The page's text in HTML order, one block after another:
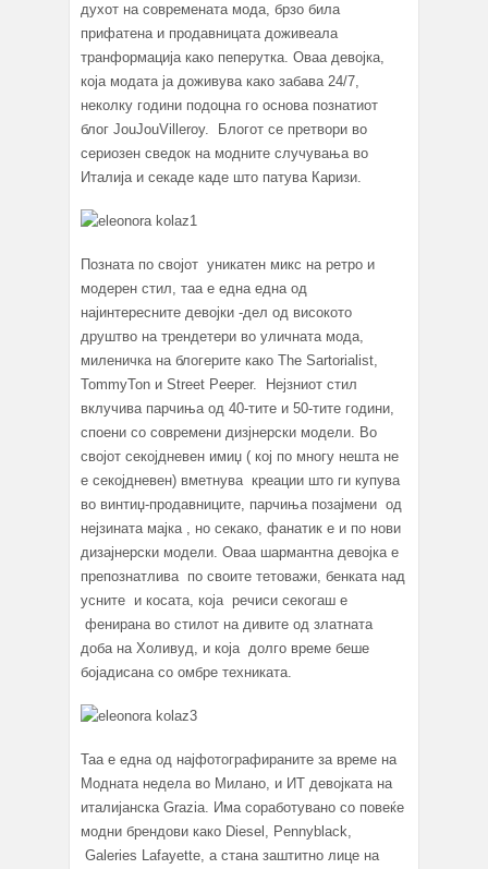
духот на современата мода, брзо била
прифатена и продавницата доживеала
транформација како пеперутка. Оваа девојка,
која модата ја доживува како забава 24/7,
неколку години подоцна го основа познатиот
блог JouJouVilleroy. Блогот се претвори во
сериозен сведок на модните случувања во
Италија и секаде каде што патува Каризи.
Позната по својот уникатен микс на ретро и
модерен стил, таа е една една од
најинтересните девојки -дел од високото
друштво на трендетери во уличната мода,
миленичка на блогерите како The Sartorialist,
TommyTon и Street Peeper. Нејзниот стил
вклучива парчиња од 40-тите и 50-тите години,
споени со современи дизјнерски модели. Во
својот секојдневен имиџ ( кој по многу нешта не
е секојдневен) вметнува креации што ги купува
во винтиџ-продавниците, парчиња позајмени од
нејзината мајка , но секако, фанатик е и по нови
дизајнерски модели. Оваа шармантна девојка е
препознатлива по своите тетоважи, бенката над
усните и косата, која речиси секогаш е
фенирана во стилот на дивите од златната
доба на Холивуд, и која долго време беше
бојадисана со омбре техниката.
Таа е една од најфотографираните за време на
Модната недела во Милано, и ИТ девојката на
италијанска Grazia. Има соработувано со повеќе
модни брендови како Diesel, Pennyblack,
Galeries Lafayette, а стана заштитно лице на